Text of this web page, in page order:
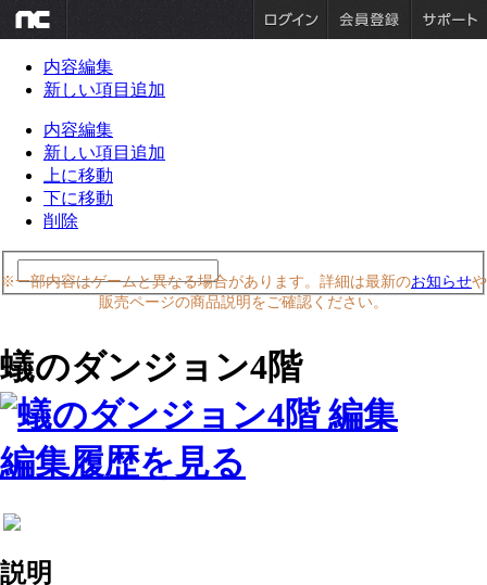
内容編集
新しい項目追加
内容編集
新しい項目追加
上に移動
下に移動
削除
※一部内容はゲームと異なる場合があります。詳細は最新のお知らせや
販売ページの商品説明をご確認ください。
蟻のダンジョン4階
編集履歴を見る
説明